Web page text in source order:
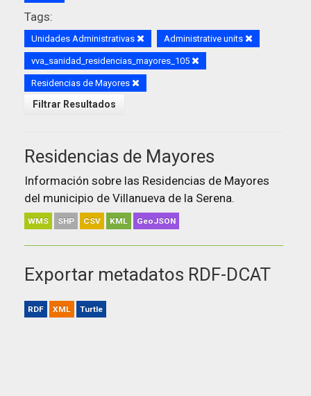
Tags:
Unidades Administrativas Administrative units
vva_sanidad_residencias_mayores_105
Residencias de Mayores
Filtrar Resultados
Residencias de Mayores
Información sobre las Residencias de Mayores
del municipio de Villanueva de la Serena.
WMS SHP CSV KML GeoJSON
Exportar metadatos RDF-DCAT
RDF XML Turtle